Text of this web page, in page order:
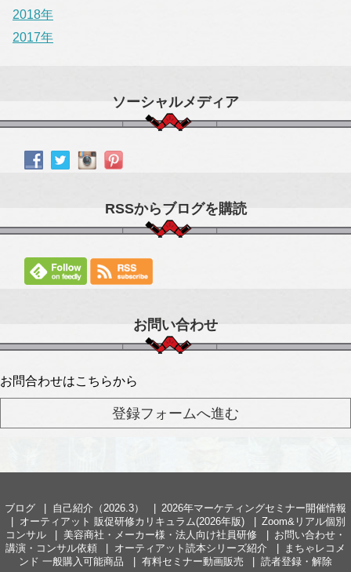
2018年
2017年
ソーシャルメディア
RSSからブログを購読
お問い合わせ
お問合わせはこちらから
ブログ 自己紹介（2026.3）
2026年マーケティングセミナー開催情報
オーティアット 販促研修カリキュラム(2026年版)
Zoom&リアル個別
コンサル
美容商社・メーカー様・法人向け社員研修
お問い合わせ・
講演・コンサル依頼
オーティアット読本シリーズ紹介
まちゃレコメ
ンド 一般購入可能商品
有料セミナー動画販売 読者登録・解除